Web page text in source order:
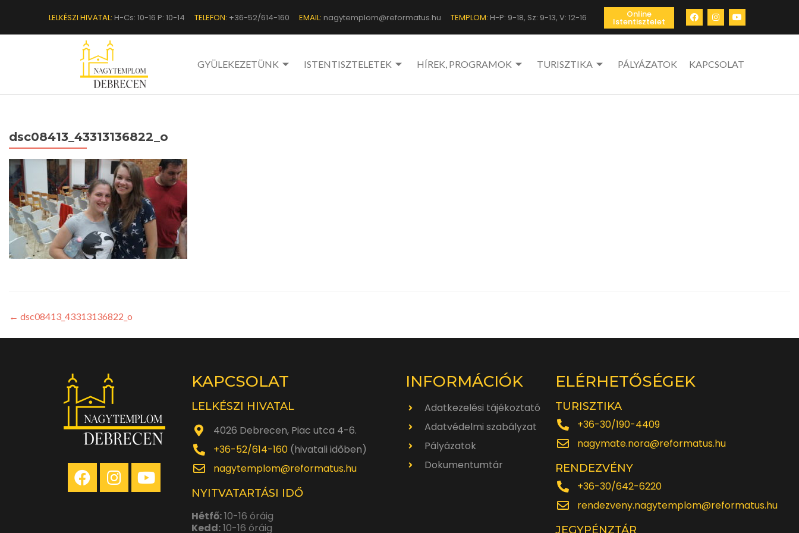
LELKÉSZI HIVATAL: H-Cs: 10-16 P: 10-14 TELEFON: +36-52/614-160 EMAIL: nagytemplom@reformatus.hu TEMPLOM: H-P: 9-18, Sz: 9-13, V: 12-16 Online
Istentisztelet
GYÜLEKEZETÜNK ISTENTISZTELETEK HÍREK, PROGRAMOK TURISZTIKA PÁLYÁZATOK KAPCSOLAT
dsc08413_43313136822_o
← dsc08413_43313136822_o
KAPCSOLAT
LELKÉSZI HIVATAL
4026 Debrecen, Piac utca 4-6.
+36-52/614-160 (hivatali időben)
nagytemplom@reformatus.hu
NYITVATARTÁSI IDŐ
Hétfő:10-16 óráig
Kedd:10-16 óráig
INFORMÁCIÓK
Adatkezelési tájékoztató
Adatvédelmi szabályzat
Pályázatok
Dokumentumtár
ELÉRHETŐSÉGEK
TURISZTIKA
+36-30/190-4409
nagymate.nora@reformatus.hu
RENDEZVÉNY
+36-30/642-6220
rendezveny.nagytemplom@reformatus.hu
JEGYPÉNZTÁR